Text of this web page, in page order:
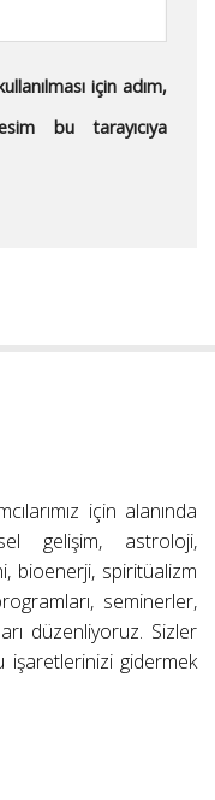
için adım,
bu tarayıcıya
için alanında
gelişim, astroloji,
bioenerji, spiritüalizm
seminerler,
düzenliyoruz. Sizler
işaretlerinizi gidermek